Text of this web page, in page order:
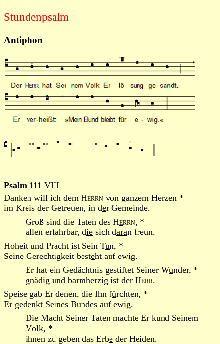
Stundenpsalm
Antiphon
Psalm 111 VIII
Danken will ich dem Herrn von ganzem Herzen *
im Kreis der Getreuen, in der Gemeinde.
Groß sind die Taten des Herrn, *
allen erfahrbar, die sich daran freun.
Hoheit und Pracht ist Sein Tun, *
Seine Gerechtigkeit besteht auf ewig.
Er hat ein Gedächtnis gestiftet Seiner Wunder, *
gnädig und barmherzig ist der Herr.
Speise gab Er denen, die Ihn fürchten, *
Er gedenkt Seines Bundes auf ewig.
Die Macht Seiner Taten machte Er kund Seinem
Volk, *
ihnen zu geben das Erbe der Heiden.